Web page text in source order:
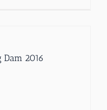
Dam 2016